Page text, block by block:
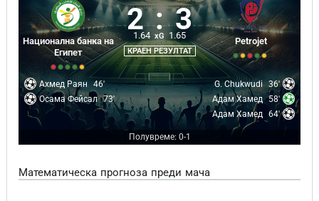
Национална банка на
Египет
2 : 3
1.64 xG 1.65
КРАЕН РЕЗУЛТАТ
Petrojet
Ахмед Раян 46'
Осама Фейсал 73'
G. Chukwudi 36'
Адам Хамед 58'
Адам Хамед 64'
Полувреме: 0-1
Математическа прогноза преди мача